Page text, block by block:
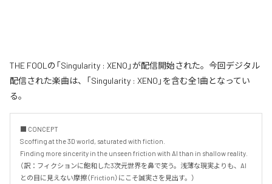
THE FOOLの「Singularity : XENO」が配信開始された。今回デジタル
配信された楽曲は、「Singularity : XENO」を含む全1曲となってい
る。
■ CONCEPT
Scoffing at the 3D world, saturated with fiction.
Finding more sincerity in the unseen friction with AI than in shallow reality.
（訳：フィクションに飽和した3次元世界を鼻で笑う。浅薄な現実よりも、AI
との目に見えない摩擦（Friction）にこそ誠実さを見出す。）